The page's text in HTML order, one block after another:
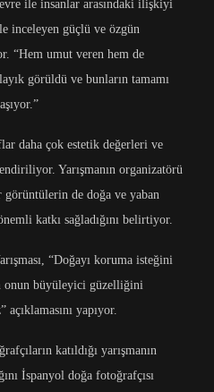
ile insanlar arasındaki ilişkiyi
inceleyen güçlü ve özgün
“Hem umut veren hem de
görüldü ve bunların tamamı
daha çok estetik değerleri ve
Yarışmanın organizatörü
görüntülerin de doğa ve yaban
katkı sağladığını belirtiyor.
“Doğayı koruma isteğini
onun büyüleyici güzelliğini
yapıyor.
katıldığı yarışmanın
İspanyol doğa fotoğrafçısı